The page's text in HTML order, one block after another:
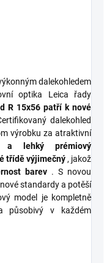
dalekohledem
optika Leica řady
R 15x56 patří k nové
dalekohled
výrobku za atraktivní
a lehký prémiový
třídě výjimečný, jakož
barev . S novou
standardy a potěší
model je kompletně
působivý v každém